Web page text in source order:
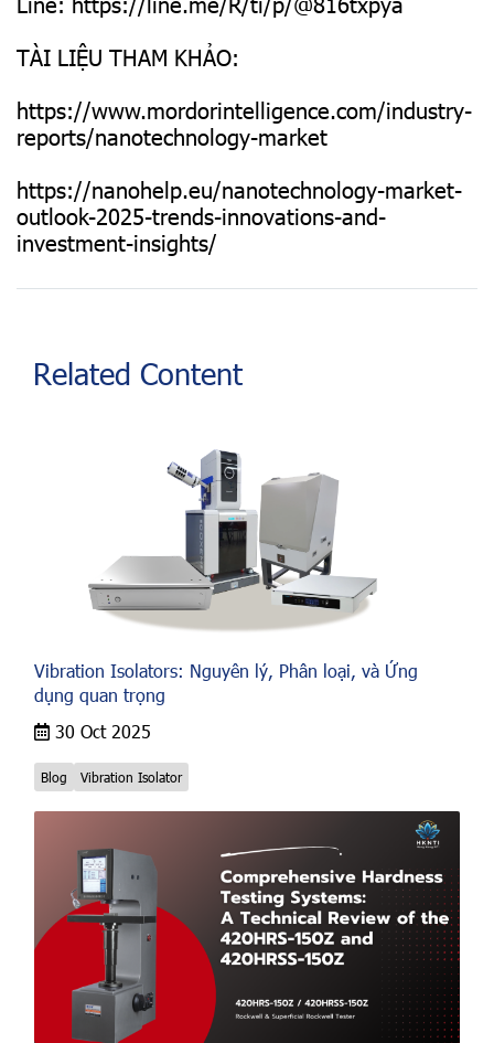
TÀI LIỆU THAM KHẢO:
https://www.mordorintelligence.com/industry-
reports/nanotechnology-market
https://nanohelp.eu/nanotechnology-market-
outlook-2025-trends-innovations-and-
investment-insights/
Related Content
Vibration Isolators: Nguyên lý, Phân loại, và Ứng
dụng quan trọng
30 Oct 2025
Blog Vibration Isolator